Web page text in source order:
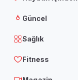
Güncel
Sağlık
Fitness